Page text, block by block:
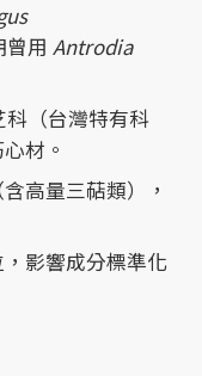
用 Antrodia
科（台灣特有科
材。
高量三萜類），
影響成分標準化